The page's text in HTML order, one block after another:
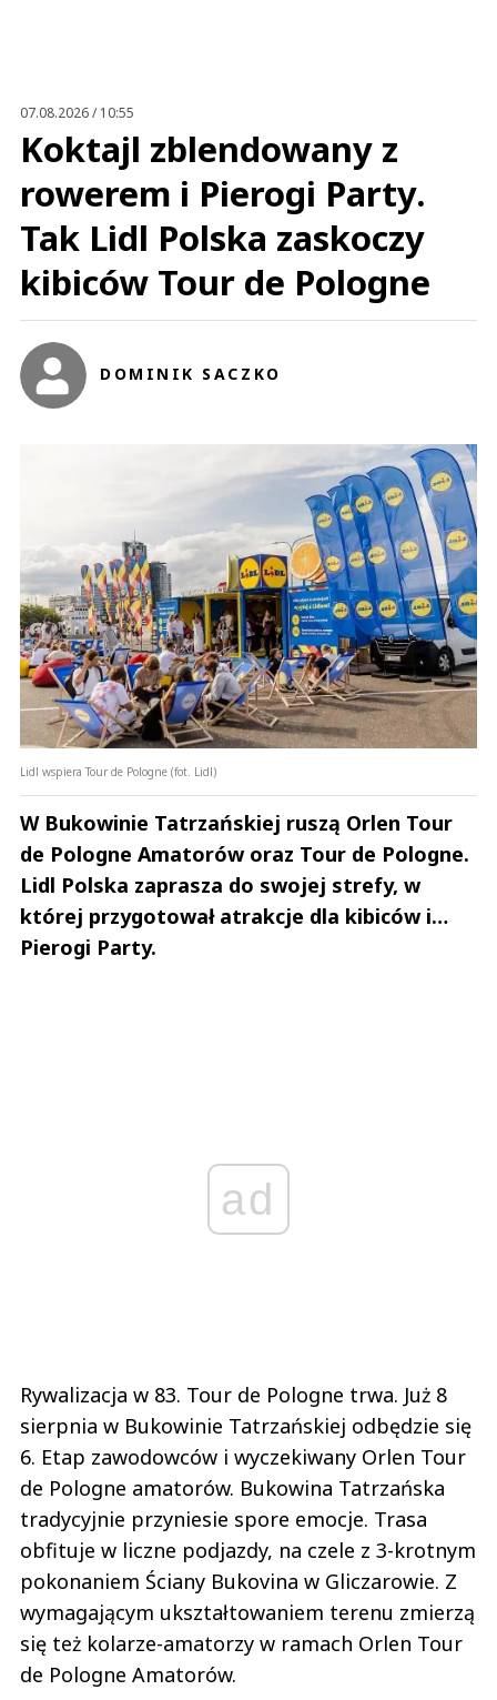
07.08.2026 / 10:55
Koktajl zblendowany z
rowerem i Pierogi Party.
Tak Lidl Polska zaskoczy
kibiców Tour de Pologne
DOMINIK SACZKO
Lidl wspiera Tour de Pologne (fot. Lidl)
W Bukowinie Tatrzańskiej ruszą Orlen Tour
de Pologne Amatorów oraz Tour de Pologne.
Lidl Polska zaprasza do swojej strefy, w
której przygotował atrakcje dla kibiców i…
Pierogi Party.
ad
Rywalizacja w 83. Tour de Pologne trwa. Już 8
sierpnia w Bukowinie Tatrzańskiej odbędzie się
6. Etap zawodowców i wyczekiwany Orlen Tour
de Pologne amatorów. Bukowina Tatrzańska
tradycyjnie przyniesie spore emocje. Trasa
obfituje w liczne podjazdy, na czele z 3-krotnym
pokonaniem Ściany Bukovina w Gliczarowie. Z
wymagającym ukształtowaniem terenu zmierzą
się też kolarze-amatorzy w ramach Orlen Tour
de Pologne Amatorów.